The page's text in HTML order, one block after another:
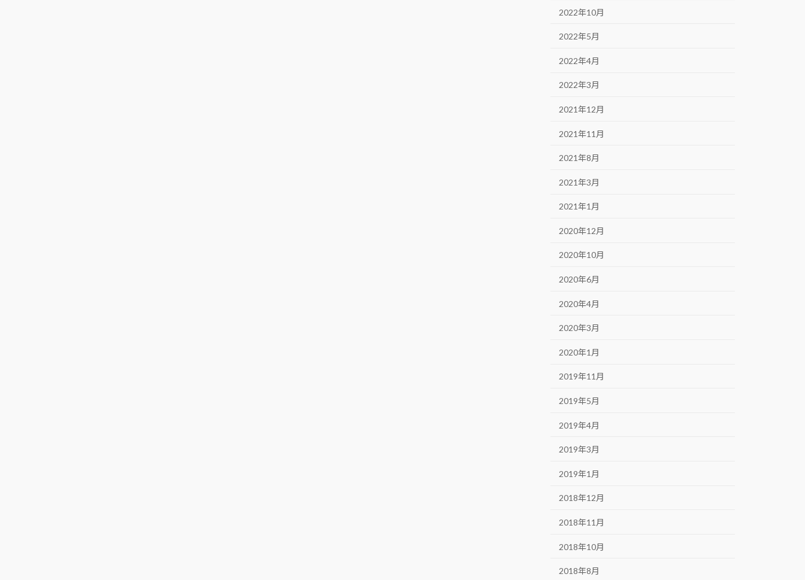
2022年10月
2022年5月
2022年4月
2022年3月
2021年12月
2021年11月
2021年8月
2021年3月
2021年1月
2020年12月
2020年10月
2020年6月
2020年4月
2020年3月
2020年1月
2019年11月
2019年5月
2019年4月
2019年3月
2019年1月
2018年12月
2018年11月
2018年10月
2018年8月